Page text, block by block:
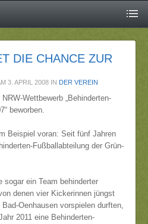
DIE CHANCE ZUR I
3. APRIL 2008 IN DER VEREIN
Wettbewerb „Behinderten-
beworben.
Beispiel voran: Seit fünf Jahren
Fußballabteilung der Grün-
sogar ein Team behinderter
denen vier Kickerinnen jüngst
Oenhausen vorspielen durften,
2011 eine Behinderten-